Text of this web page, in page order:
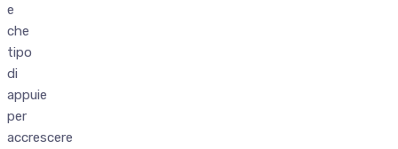
e
che
tipo
di
appuie
per
accrescere